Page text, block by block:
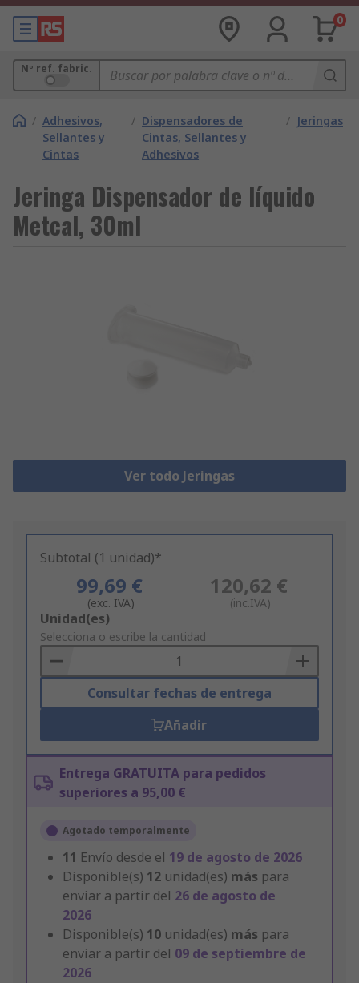
0
Nº ref. fabric.
/ Adhesivos,
Sellantes y
Cintas
/ Dispensadores de
Cintas, Sellantes y
Adhesivos
/ Jeringas
Jeringa Dispensador de líquido
Metcal, 30ml
Ver todo Jeringas
Subtotal (1 unidad)*
99,69 €
(exc. IVA)
120,62 €
(inc.IVA)
Add
to
Basket
Unidad(es)
Selecciona o escribe la cantidad
Consultar fechas de entrega
Añadir
Entrega GRATUITA para pedidos
superiores a 95,00 €
Agotado temporalmente
11 Envío desde el 19 de agosto de 2026
Disponible(s) 12 unidad(es) más para
enviar a partir del 26 de agosto de
2026
Disponible(s) 10 unidad(es) más para
enviar a partir del 09 de septiembre de
2026